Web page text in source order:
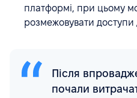
платформі, при цьому
розмежовувати доступи
Після
почали